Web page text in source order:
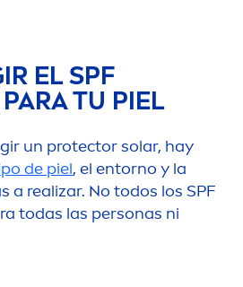
EL SPF
TU PIEL
un protector solar, hay
de piel, el entorno y la
a realizar. No todos los SPF
todas las personas ni